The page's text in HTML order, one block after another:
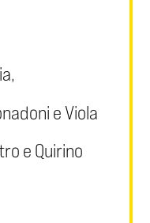
e Viola
e Quirino